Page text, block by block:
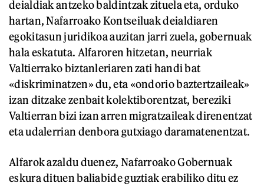
deialdiak antzeko baldintzak zituela eta, orduko
hartan, Nafarroako Kontseiluak deialdiaren
egokitasun juridikoa auzitan jarri zuela, gobernuak
hala eskatuta. Alfaroren hitzetan, neurriak
Valtierrako biztanleriaren zati handi bat
«diskriminatzen» du, eta «ondorio baztertzaileak»
izan ditzake zenbait kolektiborentzat, bereziki
Valtierran bizi izan arren migratzaileak direnentzat
eta udalerrian denbora gutxiago daramatenentzat.
Alfarok azaldu duenez, Nafarroako Gobernuak
eskura dituen baliabide guztiak erabiliko ditu ez